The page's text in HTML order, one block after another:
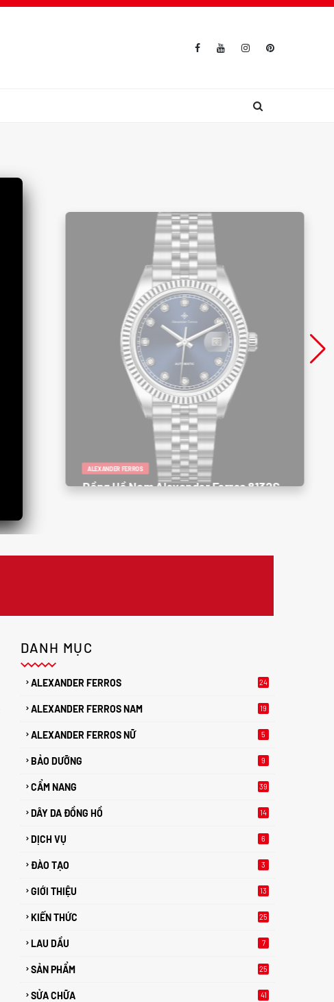
ALEXANDER FERROS
Đồng Hồ Nam Alexander Ferros 8132S
DANH MỤC
ALEXANDER FERROS 24
ALEXANDER FERROS NAM 19
ALEXANDER FERROS NỮ 5
BẢO DƯỠNG 9
CẨM NANG 39
DÂY DA ĐỒNG HỒ 14
DỊCH VỤ 6
ĐÀO TẠO 3
GIỚI THIỆU 13
KIẾN THỨC
25
LAU DẦU 7
SẢN PHẨM 25
SỬA CHỮA 41